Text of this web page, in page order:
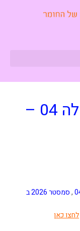
פתרון לדוגמה במטלה 04 –
,סמסטר 2026 ב
לחצו כאן